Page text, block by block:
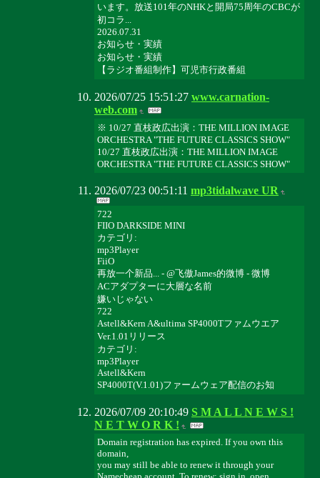
います。放送101年のNHKと開局75周年のCBCが
初コラ...
2026.07.31
お知らせ・実績
お知らせ・実績
【ラジオ番組制作】可児市行政番組
2026/07/25 15:51:27 www.carnation-
web.com
※ 10/27 直枝政広出演：THE MILLION IMAGE
ORCHESTRA "THE FUTURE CLASSICS SHOW"
10/27 直枝政広出演：THE MILLION IMAGE
ORCHESTRA "THE FUTURE CLASSICS SHOW"
2026/07/23 00:51:11 mp3tidalwave UR
722
FIIO DARKSIDE MINI
カテゴリ:
mp3Player
FiiO
再放一个新品... - @飞傲James的微博 - 微博
ACアダプターに大層な名前
嫌いじゃない
722
Astell&Kern A&ultima SP4000Tファムウエア
Ver.1.01リリース
カテゴリ:
mp3Player
Astell&Kern
SP4000T(V.1.01)ファームウェア配信のお知
2026/07/09 20:10:49 S M A L L N E W S !
N E T W O R K !
Domain registration has expired. If you own this
domain,
you may still be able to renew it through your